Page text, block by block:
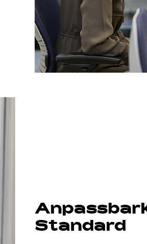
Standard